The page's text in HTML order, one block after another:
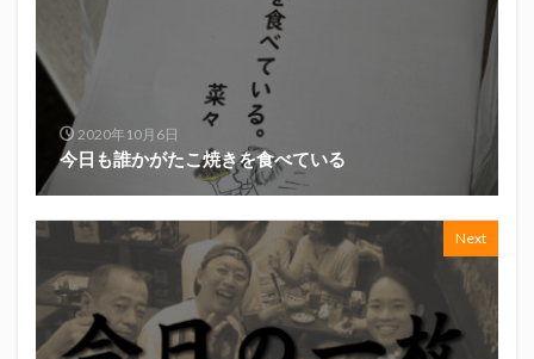
2020年10月6日
今日も誰かがたこ焼きを食べている
Next